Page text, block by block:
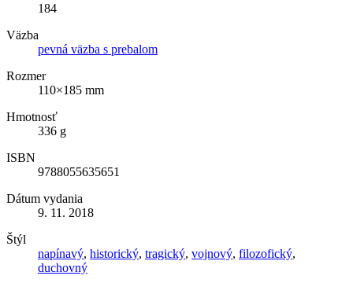
184
Väzba
pevná väzba s prebalom
Rozmer
110×185 mm
Hmotnosť
336 g
ISBN
9788055635651
Dátum vydania
9. 11. 2018
Štýl
napínavý, historický, tragický, vojnový, filozofický,
duchovný